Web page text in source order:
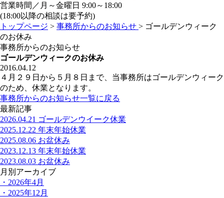
営業時間／月～金曜日 9:00～18:00
(18:00以降の相談は要予約)
トップページ > 事務所からのお知らせ > ゴールデンウィーク
のお休み
事務所からのお知らせ
ゴールデンウィークのお休み
2016.04.12
４月２９日から５月８日まで、当事務所はゴールデンウィーク
のため、休業となります。
事務所からのお知らせ一覧に戻る
最新記事
2026.04.21 ゴールデンウイーク休業
2025.12.22 年末年始休業
2025.08.06 お盆休み
2023.12.13 年末年始休業
2023.08.03 お盆休み
月別アーカイブ
・2026年4月
・2025年12月